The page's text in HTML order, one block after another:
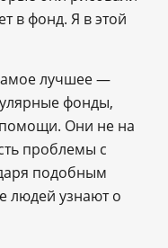
в фонд. Я в этой
лучшее —
фонды,
Они не на
проблемы с
подобным
людей узнают о